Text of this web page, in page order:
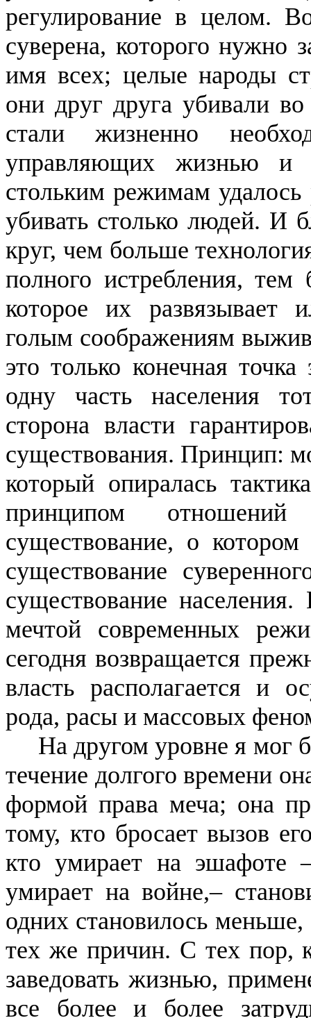
регулирование в целом.
суверена, которого нужно
имя всех; целые народы
они друг друга убивали
стали жизненно
управляющих жизнью и
стольким режимам удалось
убивать столько людей. И
круг, чем больше
полного истребления, тем
которое их развязывает
голым соображениям
это только конечная точка
одну часть населения
сторона власти
существования. Принцип:
который опиралась
принципом
существование, о
существование
существование
мечтой современных
сегодня возвращается
власть располагается и
рода, расы и массовых
На другом уровне я мог
течение долгого времени
формой права меча; она
тому, кто бросает вызов
кто умирает на эшафоте
умирает на войне,–
одних становилось
тех же причин. С тех пор,
заведовать жизнью,
все более и более